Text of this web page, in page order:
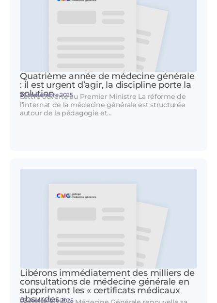
Quatrième année de médecine générale
: il est urgent d’agir, la discipline porte la
solution
26 septembre 2025
Lettre ouverte au Premier Ministre La réforme de
l’internat de la médecine générale est structurée
autour de la pédagogie et…
Libérons immédiatement des milliers de
consultations de médecine générale en
supprimant les « certificats médicaux
absurdes »
03 septembre 2025